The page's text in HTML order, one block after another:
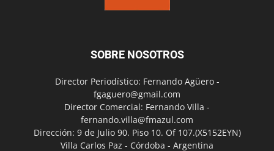
SOBRE NOSOTROS
Director Periodístico: Fernando Agüero -
fgaguero@gmail.com
Director Comercial: Fernando Villa -
fernando.villa@fmazul.com
Dirección: 9 de Julio 90. Piso 10. Of 107.(X5152EYN)
Villa Carlos Paz - Córdoba - Argentina